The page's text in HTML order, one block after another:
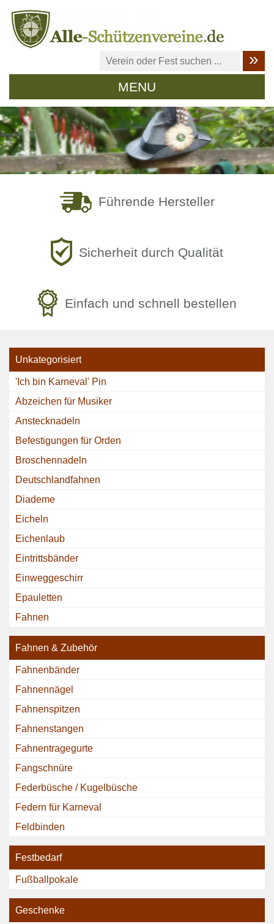
MENU
Führende Hersteller
Sicherheit durch Qualität
Einfach und schnell bestellen
Unkategorisiert
'Ich bin Karneval' Pin
Abzeichen für Musiker
Anstecknadeln
Befestigungen für Orden
Broschennadeln
Deutschlandfahnen
Diademe
Eicheln
Eichenlaub
Eintrittsbänder
Einweggeschirr
Epauletten
Fahnen
Fahnen & Zubehör
Fahnenbänder
Fahnennägel
Fahnenspitzen
Fahnenstangen
Fahnentragegurte
Fangschnüre
Federbüsche / Kugelbüsche
Federn für Karneval
Feldbinden
Festbedarf
Fußballpokale
Geschenke